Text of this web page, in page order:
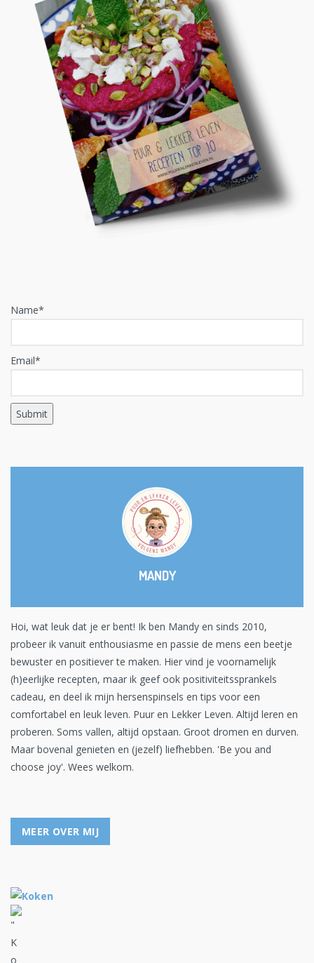
Name*
Email*
MANDY
Hoi, wat leuk dat je er bent! Ik ben Mandy en sinds 2010,
probeer ik vanuit enthousiasme en passie de mens een beetje
bewuster en positiever te maken. Hier vind je voornamelijk
(h)eerlijke recepten, maar ik geef ook positiviteitssprankels
cadeau, en deel ik mijn hersenspinsels en tips voor een
comfortabel en leuk leven. Puur en Lekker Leven. Altijd leren en
proberen. Soms vallen, altijd opstaan. Groot dromen en durven.
Maar bovenal genieten en (jezelf) liefhebben. 'Be you and
choose joy'. Wees welkom.
MEER OVER MIJ